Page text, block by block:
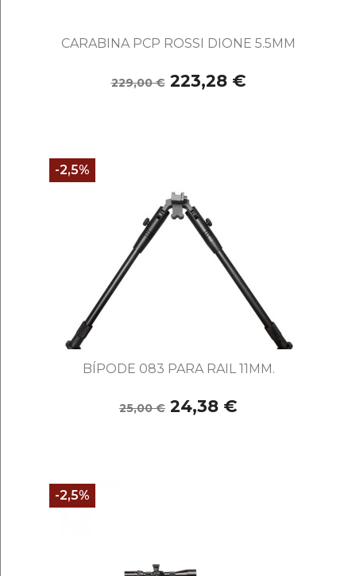
CARABINA PCP ROSSI DIONE 5.5MM
229,00 € 223,28 €
BÍPODE 083 PARA RAIL 11MM.
25,00 € 24,38 €
-2,5%
-2,5%